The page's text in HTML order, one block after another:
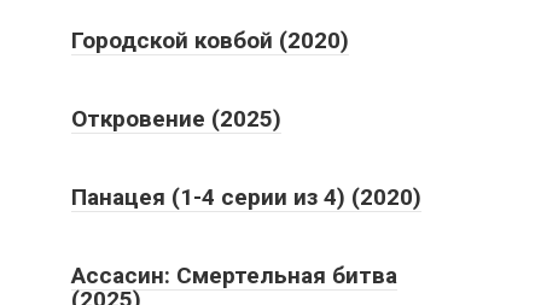
Городской ковбой (2020)
Откровение (2025)
Панацея (1-4 серии из 4) (2020)
Ассасин: Смертельная битва